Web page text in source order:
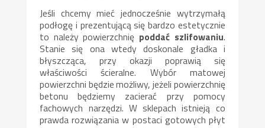
Jeśli chcemy mieć jednocześnie wytrzymałą
podłogę i prezentującą się bardzo estetycznie
to należy powierzchnię poddać szlifowaniu.
Stanie się ona wtedy doskonale gładka i
błyszcząca, przy okazji poprawią się
właściwości ścieralne. Wybór matowej
powierzchni będzie możliwy, jeżeli powierzchnię
betonu będziemy zacierać przy pomocy
fachowych narzędzi. W sklepach istnieją co
prawda rozwiązania w postaci gotowych płyt